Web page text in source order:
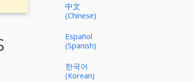
中文
(Chinese)
Español
(Spanish)
한국어
(Korean)